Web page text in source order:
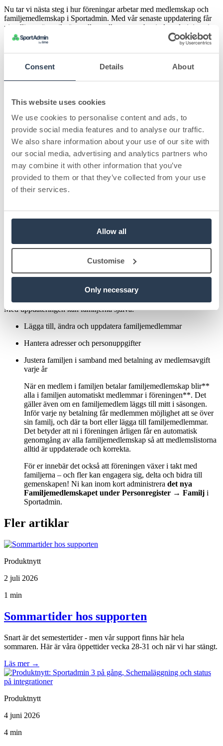
Consent Details About
This website uses cookies
We use cookies to personalise content and ads, to
provide social media features and to analyse our traffic.
We also share information about your use of our site with
our social media, advertising and analytics partners who
may combine it with other information that you’ve
provided to them or that they’ve collected from your use
of their services.
Allow all
Customise
Only necessary
Nu tar vi nästa steg i hur föreningar arbetar med medlemskap och
familjemedlemskap i Sportadmin. Med vår senaste uppdatering får
ni tydligare översikt över alla medlemmar och mindre administration
både för föreningen, medlemmarna och familjerna!
Ni hittar inom
kort en helt ny medlemslista under Personregister →
Medlemmari Sportadmin där ni kan se alla medlemmar i
föreningen. Här ser ni direkt:
Vilka som är medlemmar i föreningen
När medlemskapet blev giltigt
Typ av medlemskap (individuellt eller familj)
utskick till alla medlemmar kan
klicka på“Gör utskick” > klart ! Ni kan ocksåexportera
listanför vidare hantering - perfekt inför årsmöten eller
rapportering.
Och bäst av allt: listan är alltid uppdaterad baserat på betalda
Nya Familjemedlemskap: Fler
medlemmar, mindre administration
Även Familjemedlemskapet har fått
en uppdatering som ska ge er i föreningen bättre översikt, samtidigt
som administrationen minskar. Med det nya sättet att hantera familjer
och få en samlad översikt över alla betalningar och rabatter.
Med uppdateringen kan familjerna själva:
Lägga till, ändra och uppdatera familjemedlemmar
Hantera adresser och personuppgifter
Justera familjen i samband med betalning av medlemsavgift
varje år
När en medlem i familjen betalar familjemedlemskap blir**
alla i familjen automatiskt medlemmar i föreningen**. Det
gäller även om en familjemedlem läggs till mitt i säsongen.
Inför varje ny betalning får medlemmen möjlighet att se över
sin familj, och där ta bort eller lägga till familjemedlemmar.
Det betyder att ni i föreningen årligen får en automatisk
genomgång av alla familjemedlemskap så att medlemslistorna
alltid är uppdaterade och korrekta.
För er innebär det också att föreningen växer i takt med
familjerna – och fler kan engagera sig, delta och bidra till
gemenskapen! Ni kan inom kort administrera det nya
Familjemedlemskapet under Personregister → Familj i
Sportadmin.
Fler artiklar
Produktnytt
2 juli 2026
1 min
Sommartider hos supporten
Snart är det semestertider - men vår support finns här hela
sommaren. Här är våra öppettider vecka 28-31 och när vi har stängt.
Läs mer →
Produktnytt
4 juni 2026
4 min